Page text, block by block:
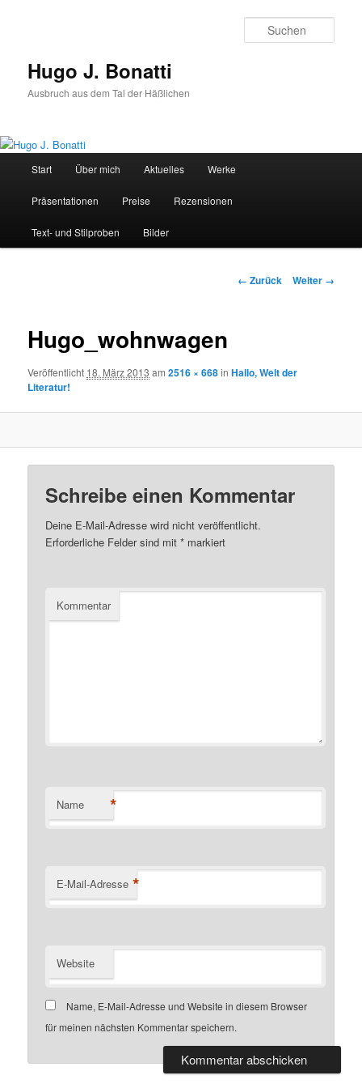
Hugo J. Bonatti
Ausbruch aus dem Tal der Häßlichen
Start Über mich Aktuelles Werke
Präsentationen Preise Rezensionen
Text- und Stilproben Bilder
Bilder-
← Zurück Weiter →
Hugo_wohnwagen
Veröffentlicht 18. März 2013 am2516 × 668inHallo, Welt der
Literatur!
Schreibe einen Kommentar
Deine E-Mail-Adresse wird nicht veröffentlicht.
Erforderliche Felder sind mit* markiert
Kommentar
Name *
E-Mail-Adresse *
Website
Name, E-Mail-Adresse und Website in diesem Browser
für meinen nächsten Kommentar speichern.